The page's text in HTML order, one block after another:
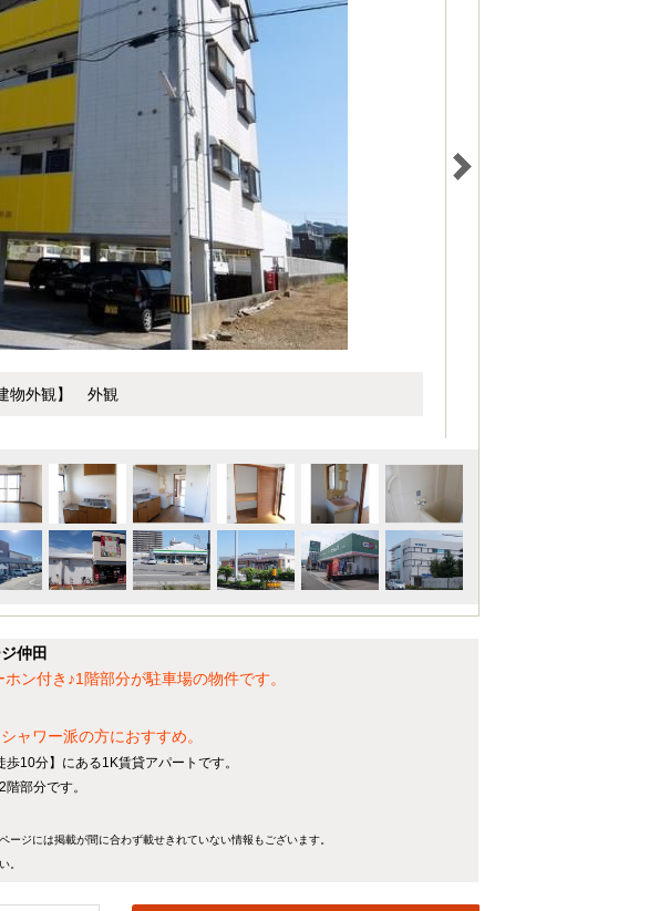
建物外観】 外観
仲田
ン付き♪1階部分が駐車場の物件です。
ャワー派の方におすすめ。
10分】にある1K賃貸アパートです。
部分です。
ジには掲載が間に合わず載せきれていない情報もございます。
。